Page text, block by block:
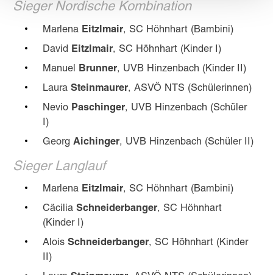
Sieger Nordische Kombination
Marlena Eitzlmair, SC Höhnhart (Bambini)
David Eitzlmair, SC Höhnhart (Kinder I)
Manuel Brunner, UVB Hinzenbach (Kinder II)
LauraSteinmaurer, ASVÖ NTS (Schülerinnen)
Nevio Paschinger, UVB Hinzenbach (Schüler
I)
GeorgAichinger, UVB Hinzenbach (Schüler II)
Sieger Langlauf
Marlena Eitzlmair, SC Höhnhart (Bambini)
CäciliaSchneiderbanger, SC Höhnhart
(Kinder I)
AloisSchneiderbanger, SC Höhnhart (Kinder
II)